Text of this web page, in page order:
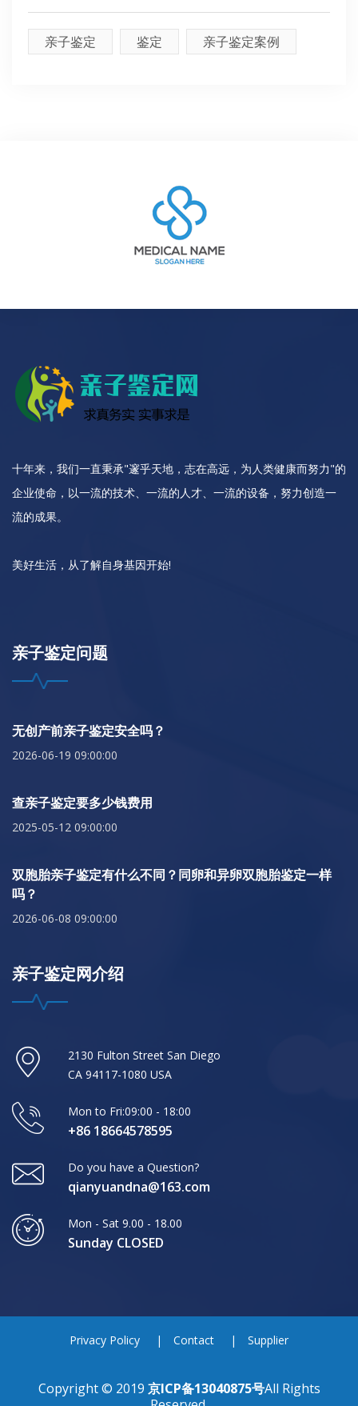
亲子鉴定 鉴定 亲子鉴定案例
十年来，我们一直秉承"邃乎天地，志在高远，为人类健康而努力"的
企业使命，以一流的技术、一流的人才、一流的设备，努力创造一
流的成果。
美好生活，从了解自身基因开始!
亲子鉴定问题
无创产前亲子鉴定安全吗？
2026-06-19 09:00:00
查亲子鉴定要多少钱费用
2025-05-12 09:00:00
双胞胎亲子鉴定有什么不同？同卵和异卵双胞胎鉴定一样
吗？
2026-06-08 09:00:00
亲子鉴定网介绍
2130 Fulton Street San Diego
CA 94117-1080 USA
Mon to Fri:09:00 - 18:00
+86 18664578595
Do you have a Question?
qianyuandna@163.com
Mon - Sat 9.00 - 18.00
Sunday CLOSED
Privacy Policy Contact Supplier
Copyright © 2019 京ICP备13040875号All Rights